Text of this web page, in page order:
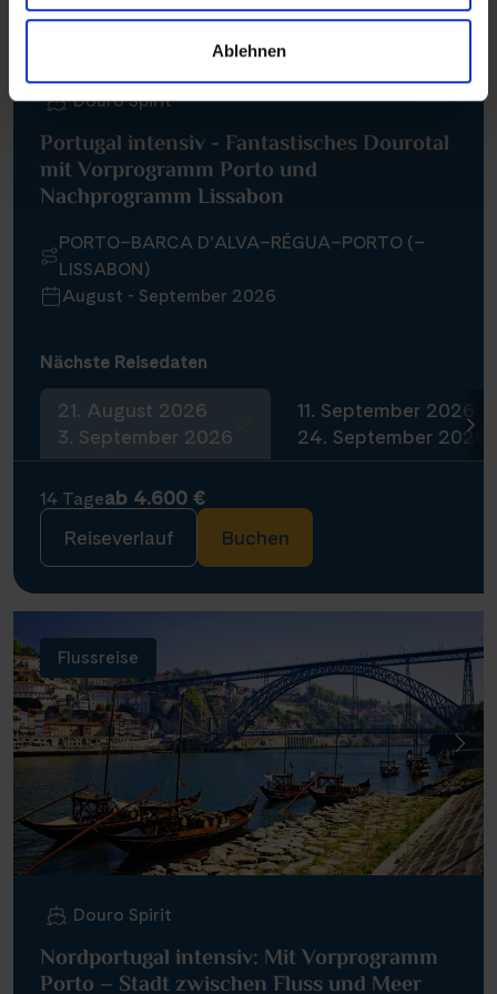
Ablehnen
Douro Spirit
Portugal intensiv - Fantastisches Dourotal
mit Vorprogramm Porto und
Nachprogramm Lissabon
PORTO–BARCA D’ALVA–RÉGUA–PORTO (–
LISSABON)
August - September 2026
Nächste Reisedaten
21. August 2026
3. September 2026
11. September 2026
24. September 2026
14 Tageab 4.600 €
Reiseverlauf
Buchen
Flussreise
Douro Spirit
Nordportugal intensiv: Mit Vorprogramm
Porto – Stadt zwischen Fluss und Meer